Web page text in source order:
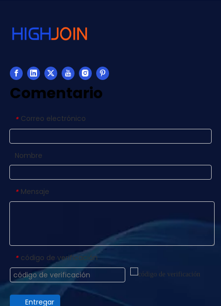
Comentario
* Correo electrónico
Nombre
* Mensaje
* código de verificación
Entregar